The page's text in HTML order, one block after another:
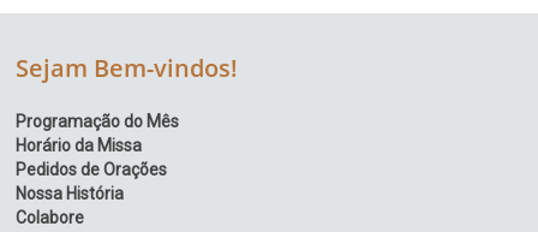
Sejam Bem-vindos!
Programação do Mês
Horário da Missa
Pedidos de Orações
Nossa História
Colabore